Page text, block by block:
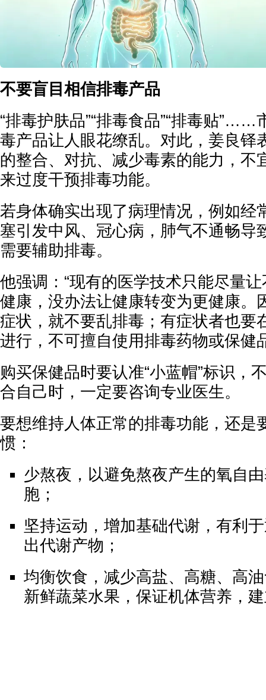
不要盲目相信排毒产品
“排毒护肤品”“排毒食品”“排毒贴”……
毒产品让人眼花缭乱。对此，姜良铎
的整合、对抗、减少毒素的能力，不
来过度干预排毒功能。
若身体确实出现了病理情况，例如经
塞引发中风、冠心病，肺气不通畅导
需要辅助排毒。
他强调：“现有的医学技术只能尽量
健康，没办法让健康转变为更健康。
症状，就不要乱排毒；有症状者也要
进行，不可擅自使用排毒药物或保健
购买保健品时要认准“小蓝帽”标识，
合自己时，一定要咨询专业医生。
要想维持人体正常的排毒功能，还是
惯：
少熬夜，以避免熬夜产生的氧自
胞；
坚持运动，增加基础代谢，有利
出代谢产物；
均衡饮食，减少高盐、高糖、高
新鲜蔬菜水果，保证机体营养，